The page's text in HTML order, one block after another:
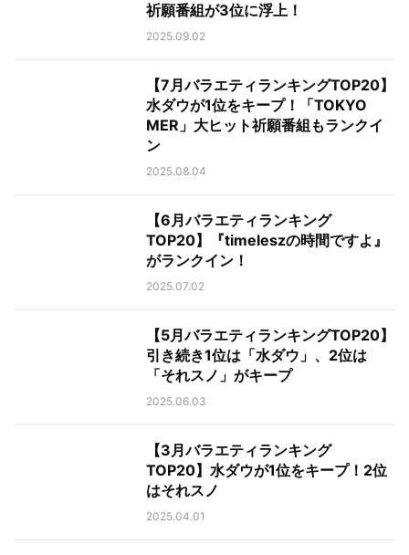
祈願番組が3位に浮上！
2025.09.02
【7月バラエティランキングTOP20】
水ダウが1位をキープ！「TOKYO
MER」大ヒット祈願番組もランクイ
ン
2025.08.04
【6月バラエティランキング
TOP20】『timeleszの時間ですよ』
がランクイン！
2025.07.02
【5月バラエティランキングTOP20】
引き続き1位は「水ダウ」、2位は
「それスノ」がキープ
2025.06.03
【3月バラエティランキング
TOP20】水ダウが1位をキープ！2位
はそれスノ
2025.04.01